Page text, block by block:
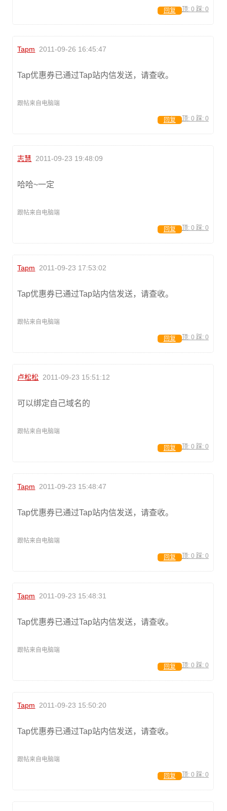
顶: 0 踩: 0
回复
Tapm 2011-09-26 16:45:47
Tap优惠券已通过Tap站内信发送，请查收。
跟帖来自电脑端
顶: 0 踩: 0
回复
志慧 2011-09-23 19:48:09
哈哈~一定
跟帖来自电脑端
顶: 0 踩: 0
回复
Tapm 2011-09-23 17:53:02
Tap优惠券已通过Tap站内信发送，请查收。
跟帖来自电脑端
顶: 0 踩: 0
回复
卢松松 2011-09-23 15:51:12
可以绑定自己域名的
跟帖来自电脑端
顶: 0 踩: 0
回复
Tapm 2011-09-23 15:48:47
Tap优惠券已通过Tap站内信发送，请查收。
跟帖来自电脑端
顶: 0 踩: 0
回复
Tapm 2011-09-23 15:48:31
Tap优惠券已通过Tap站内信发送，请查收。
跟帖来自电脑端
顶: 0 踩: 0
回复
Tapm 2011-09-23 15:50:20
Tap优惠券已通过Tap站内信发送，请查收。
跟帖来自电脑端
顶: 0 踩: 0
回复